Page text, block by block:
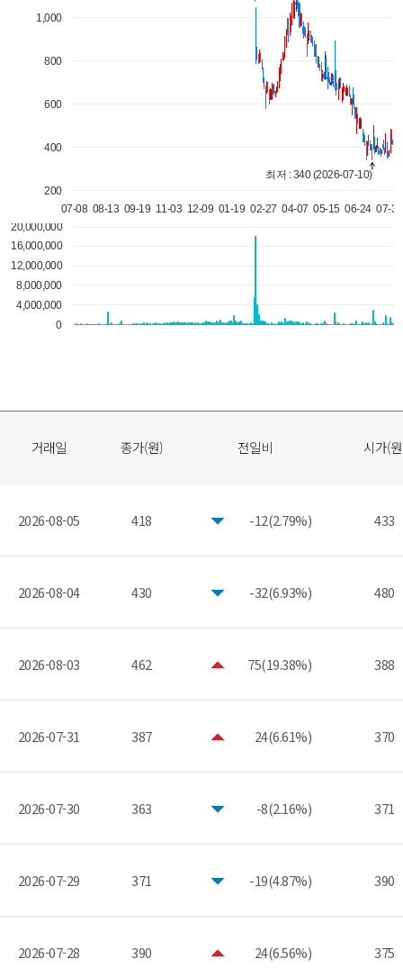
거래일 종가(원) 전일비 시가(
2026-08-05 418 -12(2.79%) 433
2026-08-04 430 -32(6.93%) 480
2026-08-03 462 75(19.38%) 388
2026-07-31 387 24(6.61%) 370
2026-07-30 363 -8(2.16%) 371
2026-07-29 371 -19(4.87%) 390
2026-07-28 390 24(6.56%) 375